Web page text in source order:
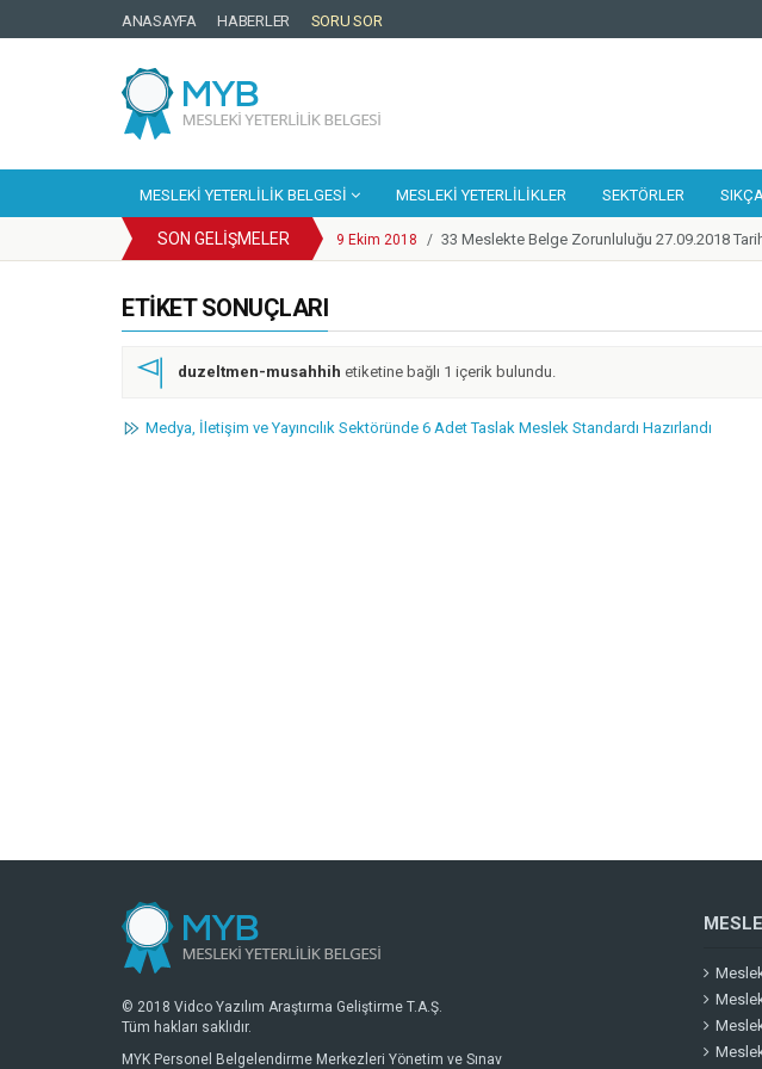
ANASAYFA HABERLER SORU SOR
MESLEKI YETERLILIK BELGESI MESLEKI YETERLILIKLER SEKTÖRLER
SON GELIŞMELER 9 Ekim 2018 / 33 Meslekte Belge Zorunluluğu 27.09.2018
25 Eylül 2018 / Türkiye Yeterlilikler Çerçevesi Kurulu 17.
14 Mayıs 2018 / Motosikletli Kurye Taslak Yeterliliği Hazırlandı
6 Mart 2018 / Mesleki Yeterlilik Belgesi'ne Sahip Nitelikli
Europass Merkezleri Ağı 2018 Yılı
ETIKET SONUÇLARI
duzeltmen-musahhih etiketine bağlı 1 içerik bulundu.
Medya, İletişim ve Yayıncılık Sektöründe 6 Adet Taslak Meslek Standardı Hazırlandı
© 2018 Vidco Yazılım Araştırma Geliştirme T.A.Ş.
Tüm hakları saklıdır.
MYK Personel Belgelendirme Merkezleri Yönetim ve Sınav